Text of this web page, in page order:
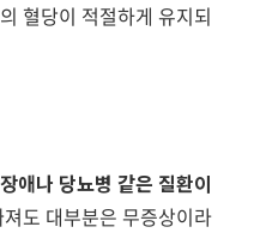
혈당이 적절하게 유지되
애나 당뇨병 같은 질환이
도 대부분은 무증상이라